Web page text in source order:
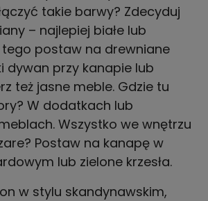
takie barwy? Zdecyduj
– najlepiej białe lub
tego postaw na drewniane
dywan przy kanapie lub
też jasne meble. Gdzie tu
W dodatkach lub
Wszystko we wnętrzu
Postaw na kanapę w
lub zielone krzesła.
w stylu skandynawskim,